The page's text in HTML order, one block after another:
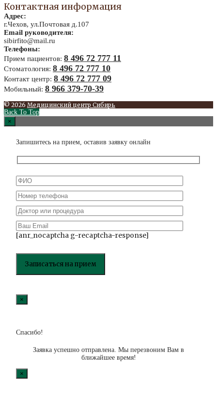
Контактная информация
Адрес:
г.Чехов, ул.Почтовая д.107
Email руководителя:
sibirfito@mail.ru
Телефоны:
Прием пациентов: 8 496 72 777 11
Стоматология: 8 496 72 777 10
Контакт центр: 8 496 72 777 09
Мобильный: 8 966 379-70-39
© 2026 Медицинский центр Сибирь
Back To Top
×
Запишитесь на прием, оставив заявку онлайн
[anr_nocaptcha g-recaptcha-response]
×
Спасибо!
Заявка успешно отправлена. Мы перезвоним Вам в
ближайшее время!
×